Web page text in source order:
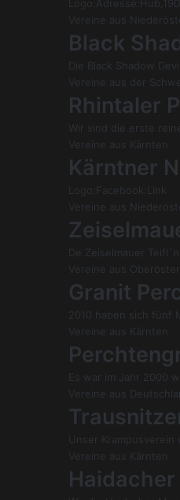
Vereine aus
Black
Die Black Shadow
Vereine aus der
Rhintaler
Wir sind die erste
Vereine aus Kärnten
Kärntner
Logo:Facebook:Link
Vereine aus
De Zeiselmauer
Vereine aus
Granit
2010 haben sich fünf
Vereine aus Kärnten
Es war im Jahr 2000
Vereine aus
Unser
Vereine aus Kärnten